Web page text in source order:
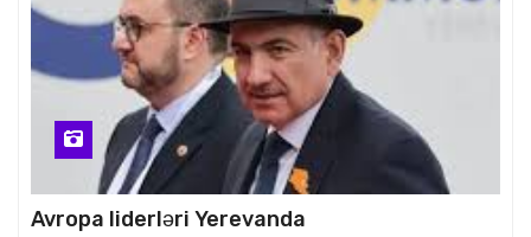
Avropa liderləri Yerevanda